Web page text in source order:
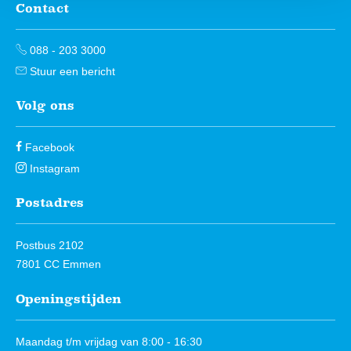
Contactinformatie
Contact
088 - 203 3000
Stuur een bericht
Volg ons
Facebook
Instagram
Postadres
Postbus 2102
7801 CC Emmen
Openingstijden
Maandag t/m vrijdag van 8:00 - 16:30